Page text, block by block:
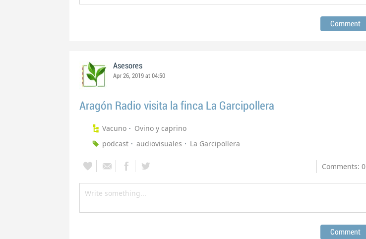
Asesores
Apr 26, 2019 at 04:50
Aragón Radio visita la finca La Garcipollera
Vacuno
Ovino y caprino
podcast
audiovisuales La Garcipollera
Comments: 0